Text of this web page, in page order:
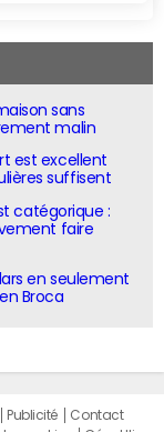
sans
malin
est excellent
suffisent
catégorique :
faire
en seulement
Broca
Publicité
Contact